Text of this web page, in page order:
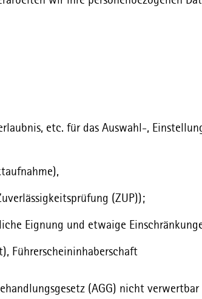
etc. für das Auswahl-,
(ZUP));
Eignung und etwaige
Führerscheininhaberschaft
(AGG) nicht